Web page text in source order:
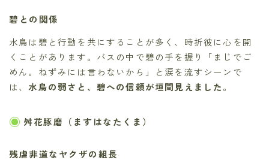
碧との関係
水鳥は碧と行動を共にすることが多く、時折彼に心を開
くことがあります。バスの中で碧の手を握り「まじでご
めん。ねずみには言わないから」と涙を流すシーンで
は、水鳥の弱さと、碧への信頼が垣間見えました。
舛花豚磨（ますはなたくま）
残虐非道なヤクザの組長